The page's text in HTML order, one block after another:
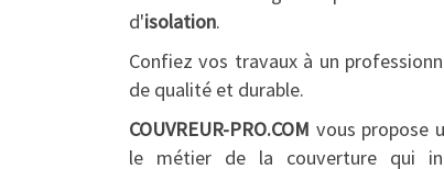
d'isolation.
Confiez vos travaux à un
de qualité et durable.
COUVREUR-PRO.COM vous propose
le métier de la couverture qui